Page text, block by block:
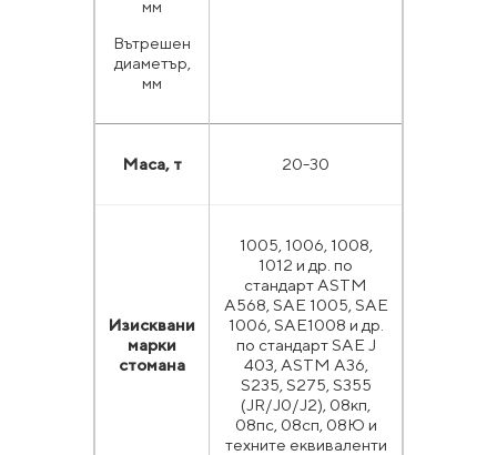
мм
Вътрешен
диаметър,
мм
Маса, т 20-30
Изисквани
марки
стомана
1005, 1006, 1008,
1012 и др. по
стандарт ASTM
A568, SAE 1005, SAE
1006, SAE1008 и др.
по стандарт SAE J
403, ASTM A36,
S235, S275, S355
(JR/J0/J2), 08кп,
08пс, 08сп, 08Ю и
техните еквиваленти